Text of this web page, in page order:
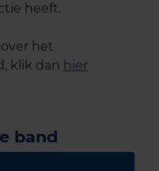
heeft.
het
klik dan hier
band